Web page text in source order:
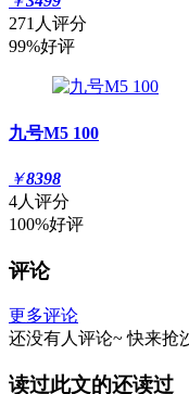
271人评分
99%好评
九号M5 100
￥8398
4人评分
100%好评
评论
更多评论
还没有人评论~ 快来抢
读过此文的还读过